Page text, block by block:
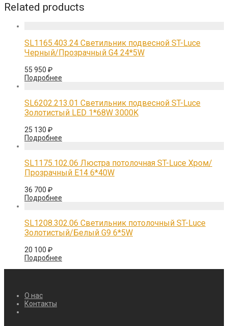
Related products
SL1165.403.24 Светильник подвесной ST-Luce
Черный/Прозрачный G4 24*5W
55 950 ₽
Подробнее
SL6202.213.01 Светильник подвесной ST-Luce
Золотистый LED 1*68W 3000K
25 130 ₽
Подробнее
SL1175.102.06 Люстра потолочная ST-Luce Хром/
Прозрачный E14 6*40W
36 700 ₽
Подробнее
SL1208.302.06 Светильник потолочный ST-Luce
Золотистый/Белый G9 6*5W
20 100 ₽
Подробнее
О нас
Контакты